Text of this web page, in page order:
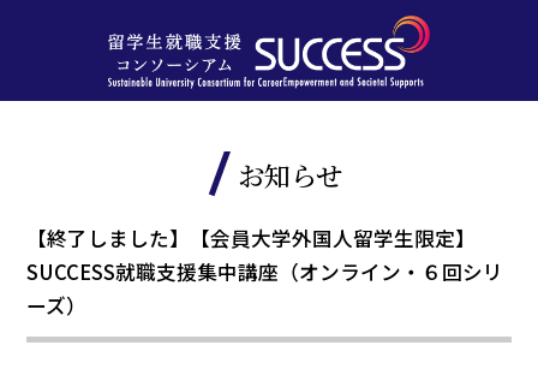
お知らせ
【終了しました】【会員大学外国人留学生限定】
SUCCESS就職支援集中講座（オンライン・６回シリ
ーズ）